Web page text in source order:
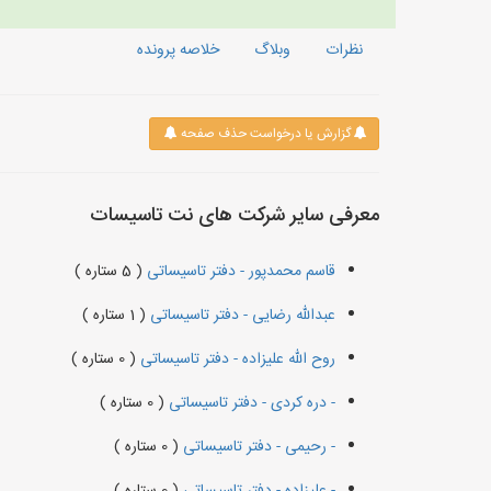
نظرات
وبلاگ خلاصه پرونده
گزارش یا درخواست حذف صفحه
معرفی سایر شرکت های نت تاسیسات
قاسم محمدپور - دفتر تاسیساتی ( 5 ستاره )
عبدالله رضایی - دفتر تاسیساتی ( 1 ستاره )
روح الله علیزاده - دفتر تاسیساتی ( 0 ستاره )
- دره کردی - دفتر تاسیساتی ( 0 ستاره )
- رحیمی - دفتر تاسیساتی ( 0 ستاره )